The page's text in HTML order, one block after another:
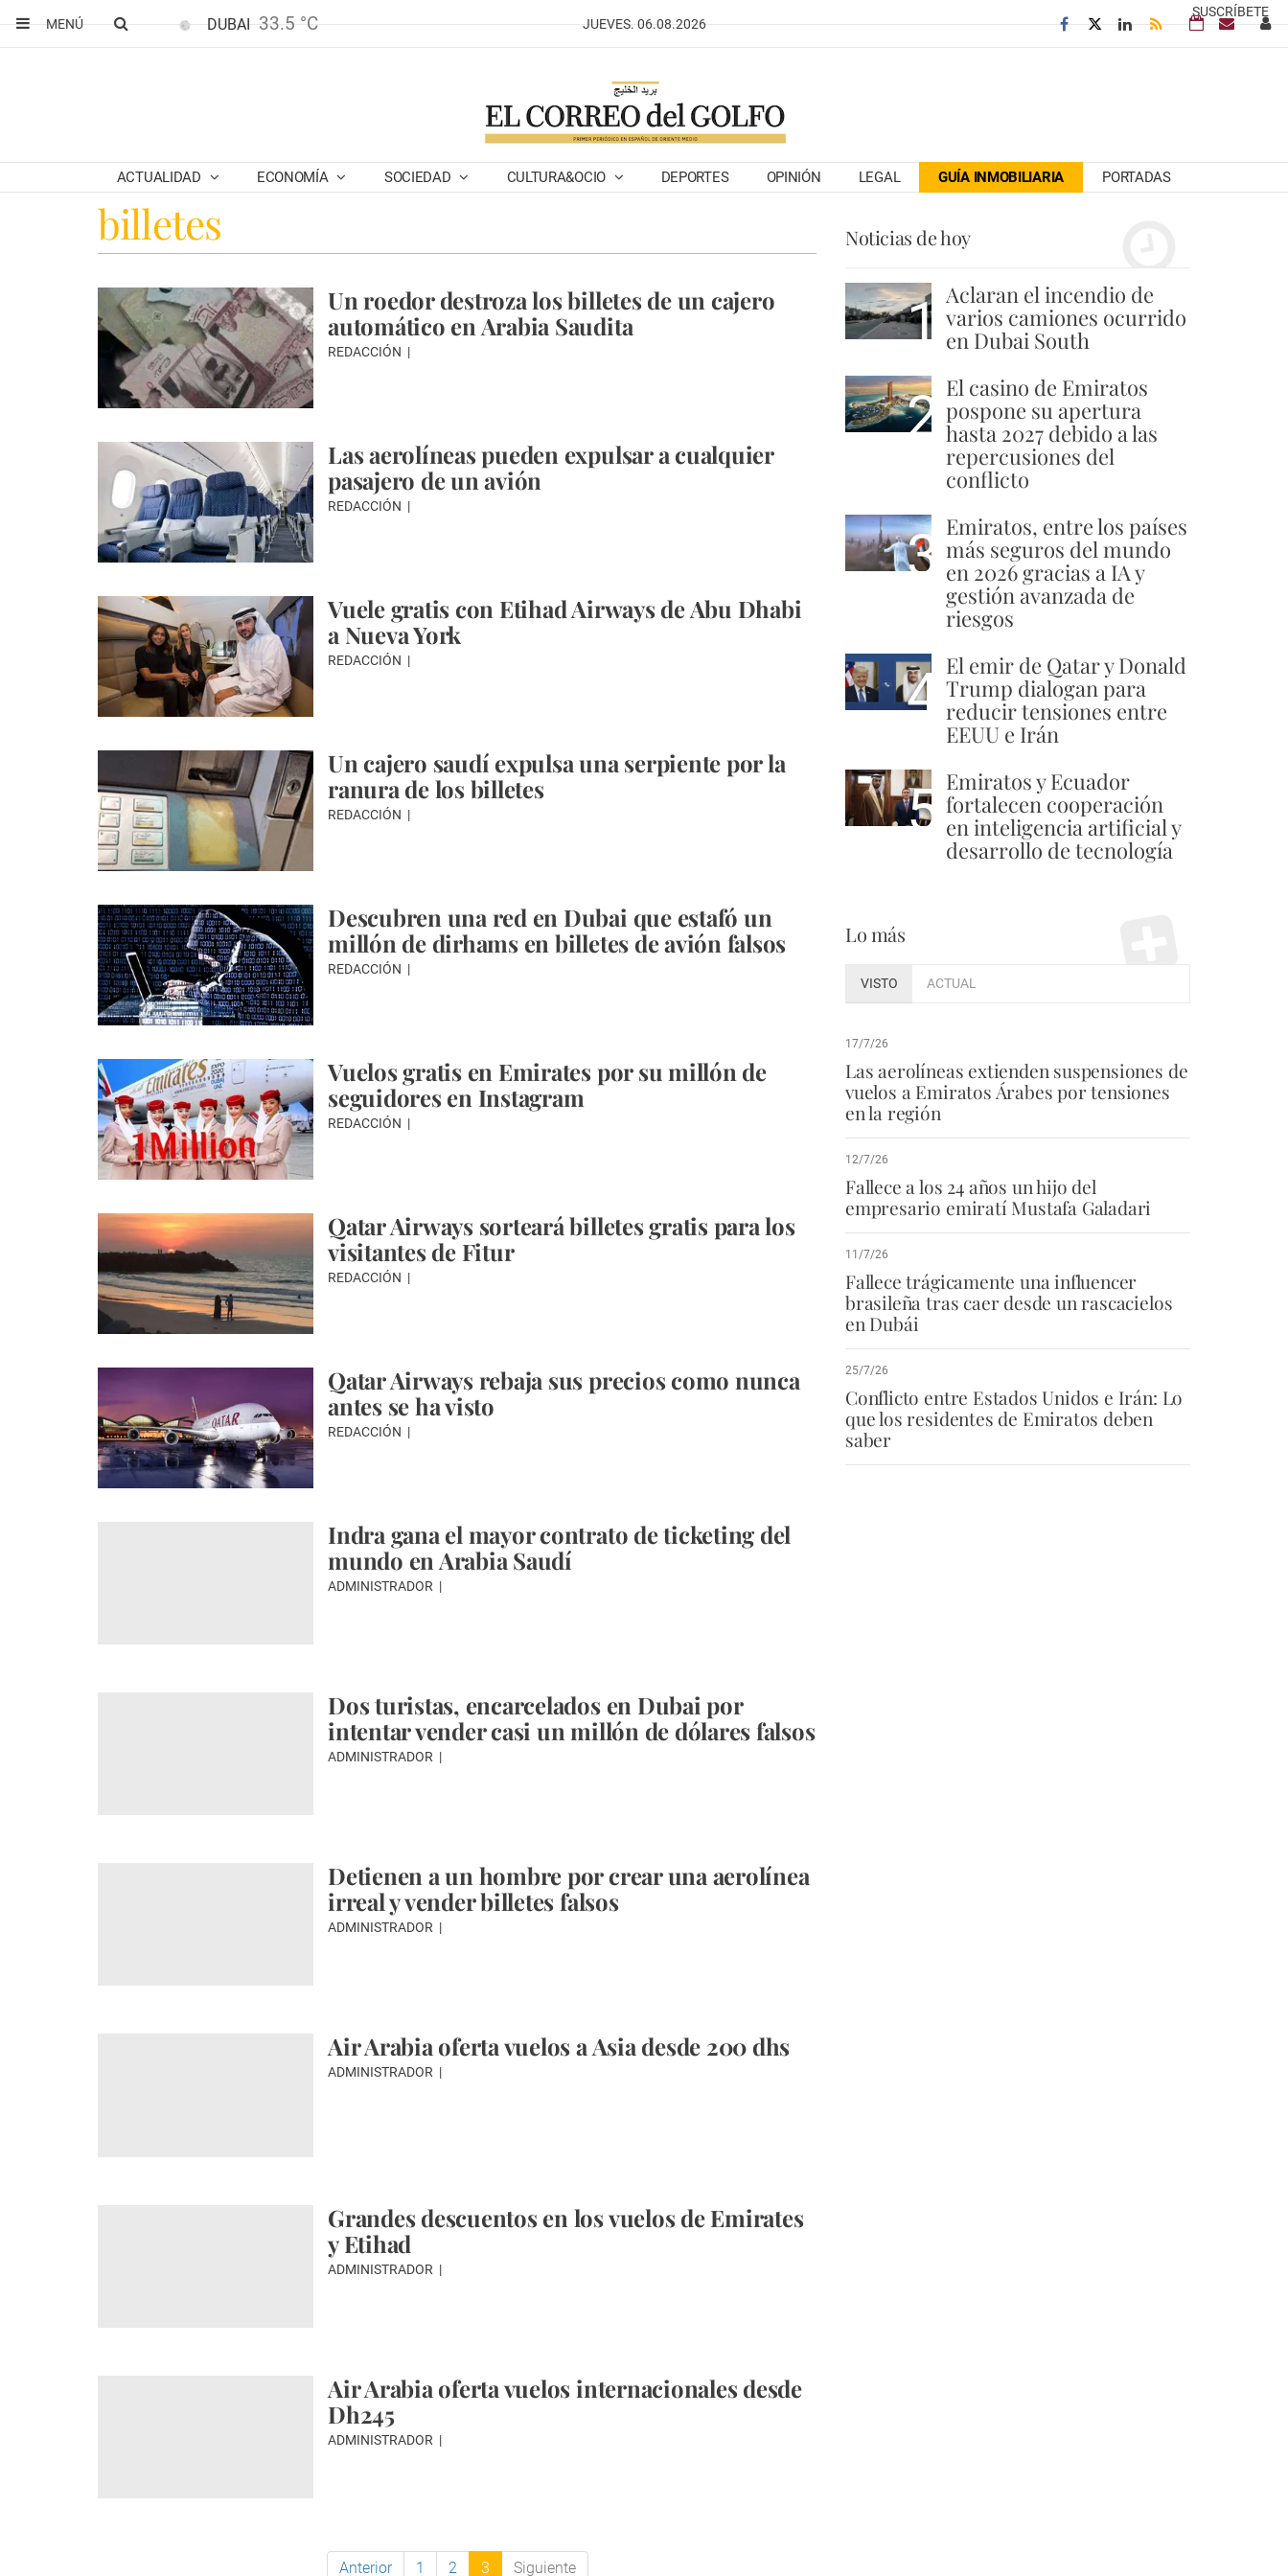
SUSCRÍBETE
MENÚ
DUBAI 33.5 °C JUEVES. 06.08.2026
ACTUALIDAD ECONOMÍA SOCIEDAD CULTURA&OCIO DEPORTES OPINIÓN LEGAL GUÍA INMOBILIARIA PORTADAS
billetes
Un roedor destroza los billetes de un cajero
automático en Arabia Saudita
REDACCIÓN
Las aerolíneas pueden expulsar a cualquier
pasajero de un avión
REDACCIÓN
Vuele gratis con Etihad Airways de Abu Dhabi
a Nueva York
REDACCIÓN
Un cajero saudí expulsa una serpiente por la
ranura de los billetes
REDACCIÓN
Descubren una red en Dubai que estafó un
millón de dirhams en billetes de avión falsos
REDACCIÓN
Vuelos gratis en Emirates por su millón de
seguidores en Instagram
REDACCIÓN
Qatar Airways sorteará billetes gratis para los
visitantes de Fitur
REDACCIÓN
Qatar Airways rebaja sus precios como nunca
antes se ha visto
REDACCIÓN
Indra gana el mayor contrato de ticketing del
mundo en Arabia Saudí
ADMINISTRADOR
Dos turistas, encarcelados en Dubai por
intentar vender casi un millón de dólares falsos
ADMINISTRADOR
Detienen a un hombre por crear una aerolínea
irreal y vender billetes falsos
ADMINISTRADOR
Air Arabia oferta vuelos a Asia desde 200 dhs
ADMINISTRADOR
Grandes descuentos en los vuelos de Emirates
y Etihad
ADMINISTRADOR
Air Arabia oferta vuelos internacionales desde
Dh245
ADMINISTRADOR
Anterior 1 2 3 Siguiente
Noticias de hoy
1 Aclaran el incendio de
varios camiones ocurrido
en Dubai South
2 El casino de Emiratos
pospone su apertura
hasta 2027 debido a las
repercusiones del
conflicto
3 Emiratos, entre los países
más seguros del mundo
en 2026 gracias a IA y
gestión avanzada de
riesgos
4 El emir de Qatar y Donald
Trump dialogan para
reducir tensiones entre
EEUU e Irán
5 Emiratos y Ecuador
fortalecen cooperación
en inteligencia artificial y
desarrollo de tecnología
Lo más
VISTO ACTUAL
17/7/26
Las aerolíneas extienden suspensiones de
vuelos a Emiratos Árabes por tensiones
en la región
12/7/26
Fallece a los 24 años un hijo del
empresario emiratí Mustafa Galadari
11/7/26
Fallece trágicamente una influencer
brasileña tras caer desde un rascacielos
en Dubái
25/7/26
Conflicto entre Estados Unidos e Irán: Lo
que los residentes de Emiratos deben
saber